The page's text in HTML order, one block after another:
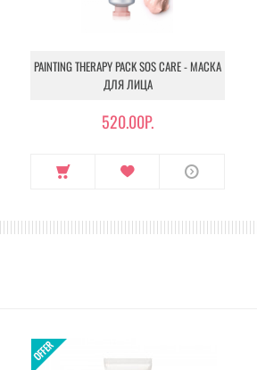
PAINTING THERAPY PACK SOS CARE - МАСКА
ДЛЯ ЛИЦА
520.00Р.